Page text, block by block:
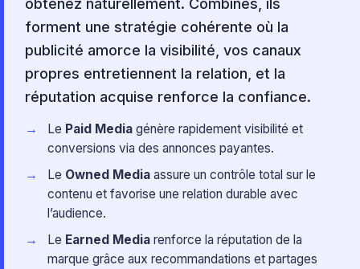
forment une stratégie cohérente où la
publicité amorce la visibilité, vos canaux
propres entretiennent la relation, et la
réputation acquise renforce la confiance.
Le Paid Media génère rapidement visibilité et
conversions via des annonces payantes.
Le Owned Media assure un contrôle total sur le
contenu et favorise une relation durable avec
l’audience.
Le Earned Media renforce la réputation de la
marque grâce aux recommandations et partages